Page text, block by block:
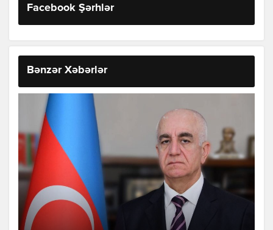
Facebook Şərhlər
Bənzər Xəbərlər